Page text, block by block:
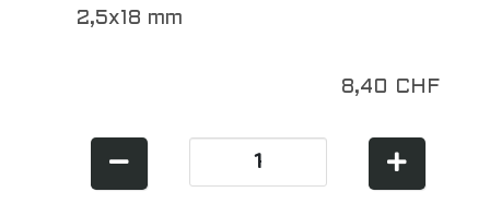
2,5x18 mm
8,40 CHF